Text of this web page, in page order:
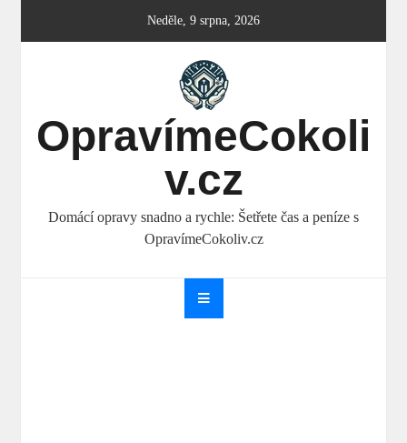
Neděle, 9 srpna, 2026
OpravímeCokoli
v.cz
Domácí opravy snadno a rychle: Šetřete čas a peníze s
OpravímeCokoliv.cz